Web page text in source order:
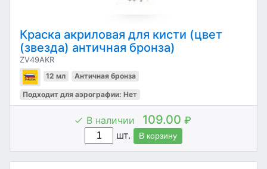
Краска акриловая для кисти (цвет
(звезда) античная бронза)
ZV49AKR
12 мл Античная бронза
Подходит для аэрографии: Нет
В наличии 109.00 ₽
шт.
В корзину